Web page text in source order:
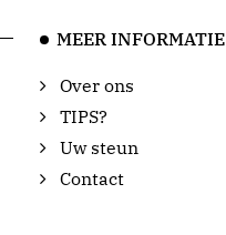
MEER INFORMATIE
Over ons
TIPS?
Uw steun
Contact